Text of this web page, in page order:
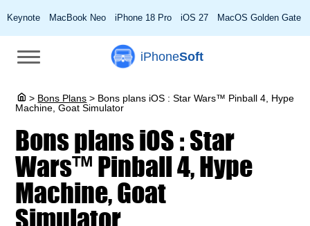
Keynote MacBook Neo iPhone 18 Pro iOS 27 MacOS Golden Gate
iPhoneSoft
> Bons Plans > Bons plans iOS : Star Wars™ Pinball 4, Hype
Machine, Goat Simulator
Bons plans iOS : Star
Wars™ Pinball 4, Hype
Machine, Goat